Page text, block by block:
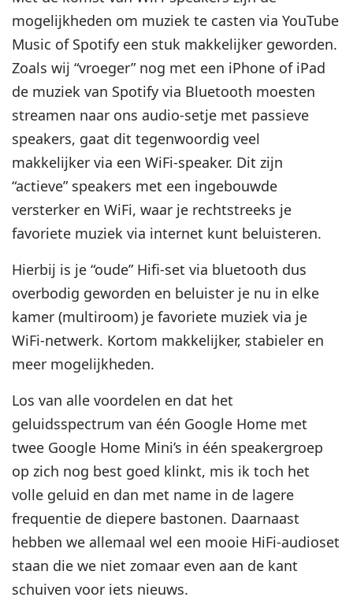
mogelijkheden om muziek te casten via YouTube
Music of Spotify een stuk makkelijker geworden.
Zoals wij “vroeger” nog met een iPhone of iPad
de muziek van Spotify via Bluetooth moesten
streamen naar ons audio-setje met passieve
speakers, gaat dit tegenwoordig veel
makkelijker via een WiFi-speaker. Dit zijn
“actieve” speakers met een ingebouwde
versterker en WiFi, waar je rechtstreeks je
favoriete muziek via internet kunt beluisteren.
Hierbij is je “oude” Hifi-set via bluetooth dus
overbodig geworden en beluister je nu in elke
kamer (multiroom) je favoriete muziek via je
WiFi-netwerk. Kortom makkelijker, stabieler en
meer mogelijkheden.
Los van alle voordelen en dat het
geluidsspectrum van één Google Home met
twee Google Home Mini’s in één speakergroep
op zich nog best goed klinkt, mis ik toch het
volle geluid en dan met name in de lagere
frequentie de diepere bastonen. Daarnaast
hebben we allemaal wel een mooie HiFi-audioset
staan die we niet zomaar even aan de kant
schuiven voor iets nieuws.